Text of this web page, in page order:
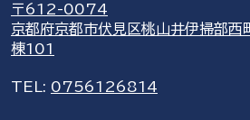
〒612-0074
京都府京都市伏見区桃山井伊掃部西
棟101
TEL: 0756126814